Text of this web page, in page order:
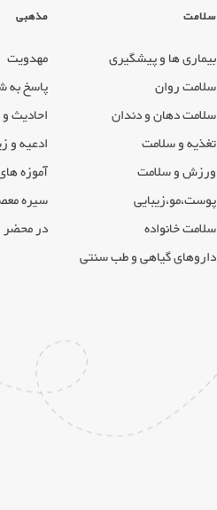
سلامت
بیماری ها و پیشگیری
سلامت روان
سلامت دهان و دندان
تغذیه و سلامت
ورزش و سلامت
پوست،مو،زیبایی
سلامت خانواده
داروهای گیاهی و طب سنتی
مذهبی
مهدویت
پاسخ به
احادیث
ادعیه و
آموزه
سیره
در محضر